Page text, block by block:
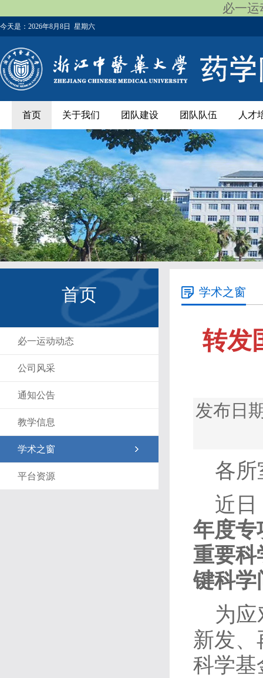
必一运
今天是： 2026年8月8日 星期六
首页 关于我们 团队建设 团队队伍 人才
首页
必一运动动态
公司风采
通知公告
教学信息
学术之窗
平台资源
学术之窗
转发
发布日
各所
近日
年度专
重要科
键科学
为
新发
科学基